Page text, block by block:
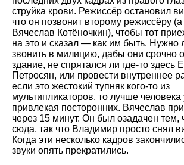
струйка крови. Режиссёр остановил
что он позвонит второму режиссёру
Вячеслав Котёночкин), чтобы тот
на это и сказал — как им быть. Нужно
звонить в милицию, дабы они срочно
здание, не спрятался ли где-то здесь
Петросян, или провести внутреннее
если это жестокий тупняк кого-то из
мультипликаторов, то лучше человека
привлекая посторонних. Вячеслав
через 15 минут. Он был озадачен тем,
сюда, так что Владимир просто снял
Когда эти несколько кадров
звуки опять прекратились.